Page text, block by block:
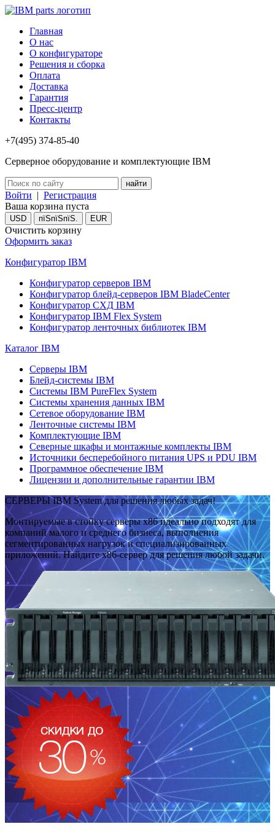
Главная
О нас
О конфигураторе
Решения и сборка
Оплата
Доставка
Гарантия
Пресс-центр
Контакты
+7(495) 374-85-40
Серверное оборудование и комплектующие IBM
Войти | Регистрация
Ваша корзина пуста
USD пїЅпїЅпїЅ. EUR
Очистить корзину
Оформить заказ
Конфигуратор IBM
Конфигуратор серверов IBM
Конфигуратор блейд-серверов IBM BladeCenter
Конфигуратор СХД IBM
Конфигуратор IBM Flex System
Конфигуратор ленточных библиотек IBM
Каталог IBM
Серверы IBM
Блейд-системы IBM
Системы IBM PureFlex System
Системы хранения данных IBM
Сетевое оборудование IBM
Ленточные системы IBM
Комплектующие IBM
Северные шкафы и монтажные комплекты IBM
Источники бесперебойного питания UPS и PDU IBM
Программное обеспечение IBM
Лицензии и дополнительные гарантии IBM
СЕРВЕРЫ IBM System для решения любых задач!
Монтируемые в стойку серверы x86 идеально подходят для
компаний малого и среднего бизнеса, выполнения
сегментированных нагрузок и специализированных
приложений. Найдите x86-сервер для решения любой задачи.